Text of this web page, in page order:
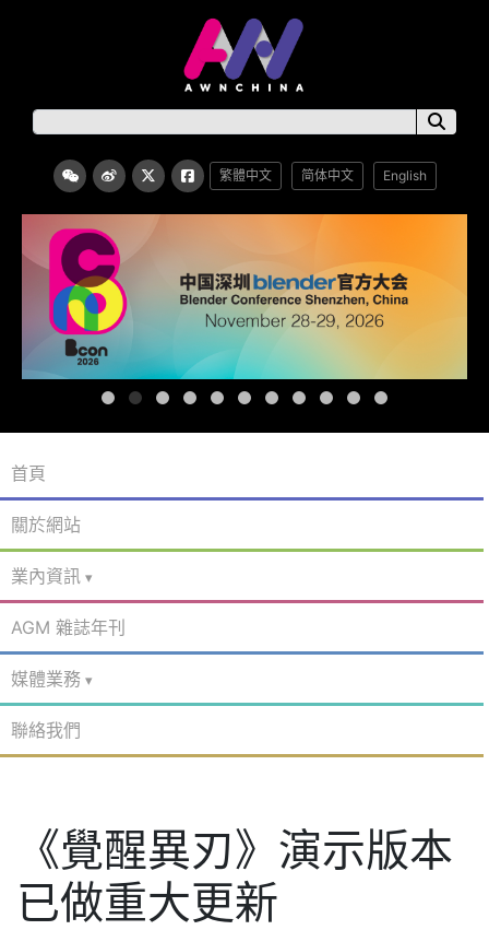
繁體中文 简体中文 English
首頁
關於網站
業內資訊
AGM 雜誌年刊
媒體業務
聯絡我們
《覺醒異刃》演示版本
已做重大更新